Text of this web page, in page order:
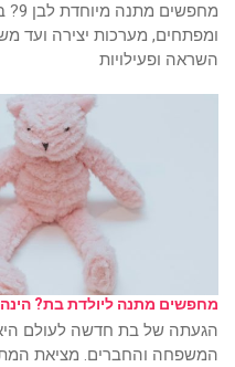
ומפתחים, מערכות יצירה ועד
השראה ופעילויות
מחפשים מתנה ליולדת בת? הינה
הגעתה של בת חדשה לעולם היא
המשפחה והחברים. מציאת